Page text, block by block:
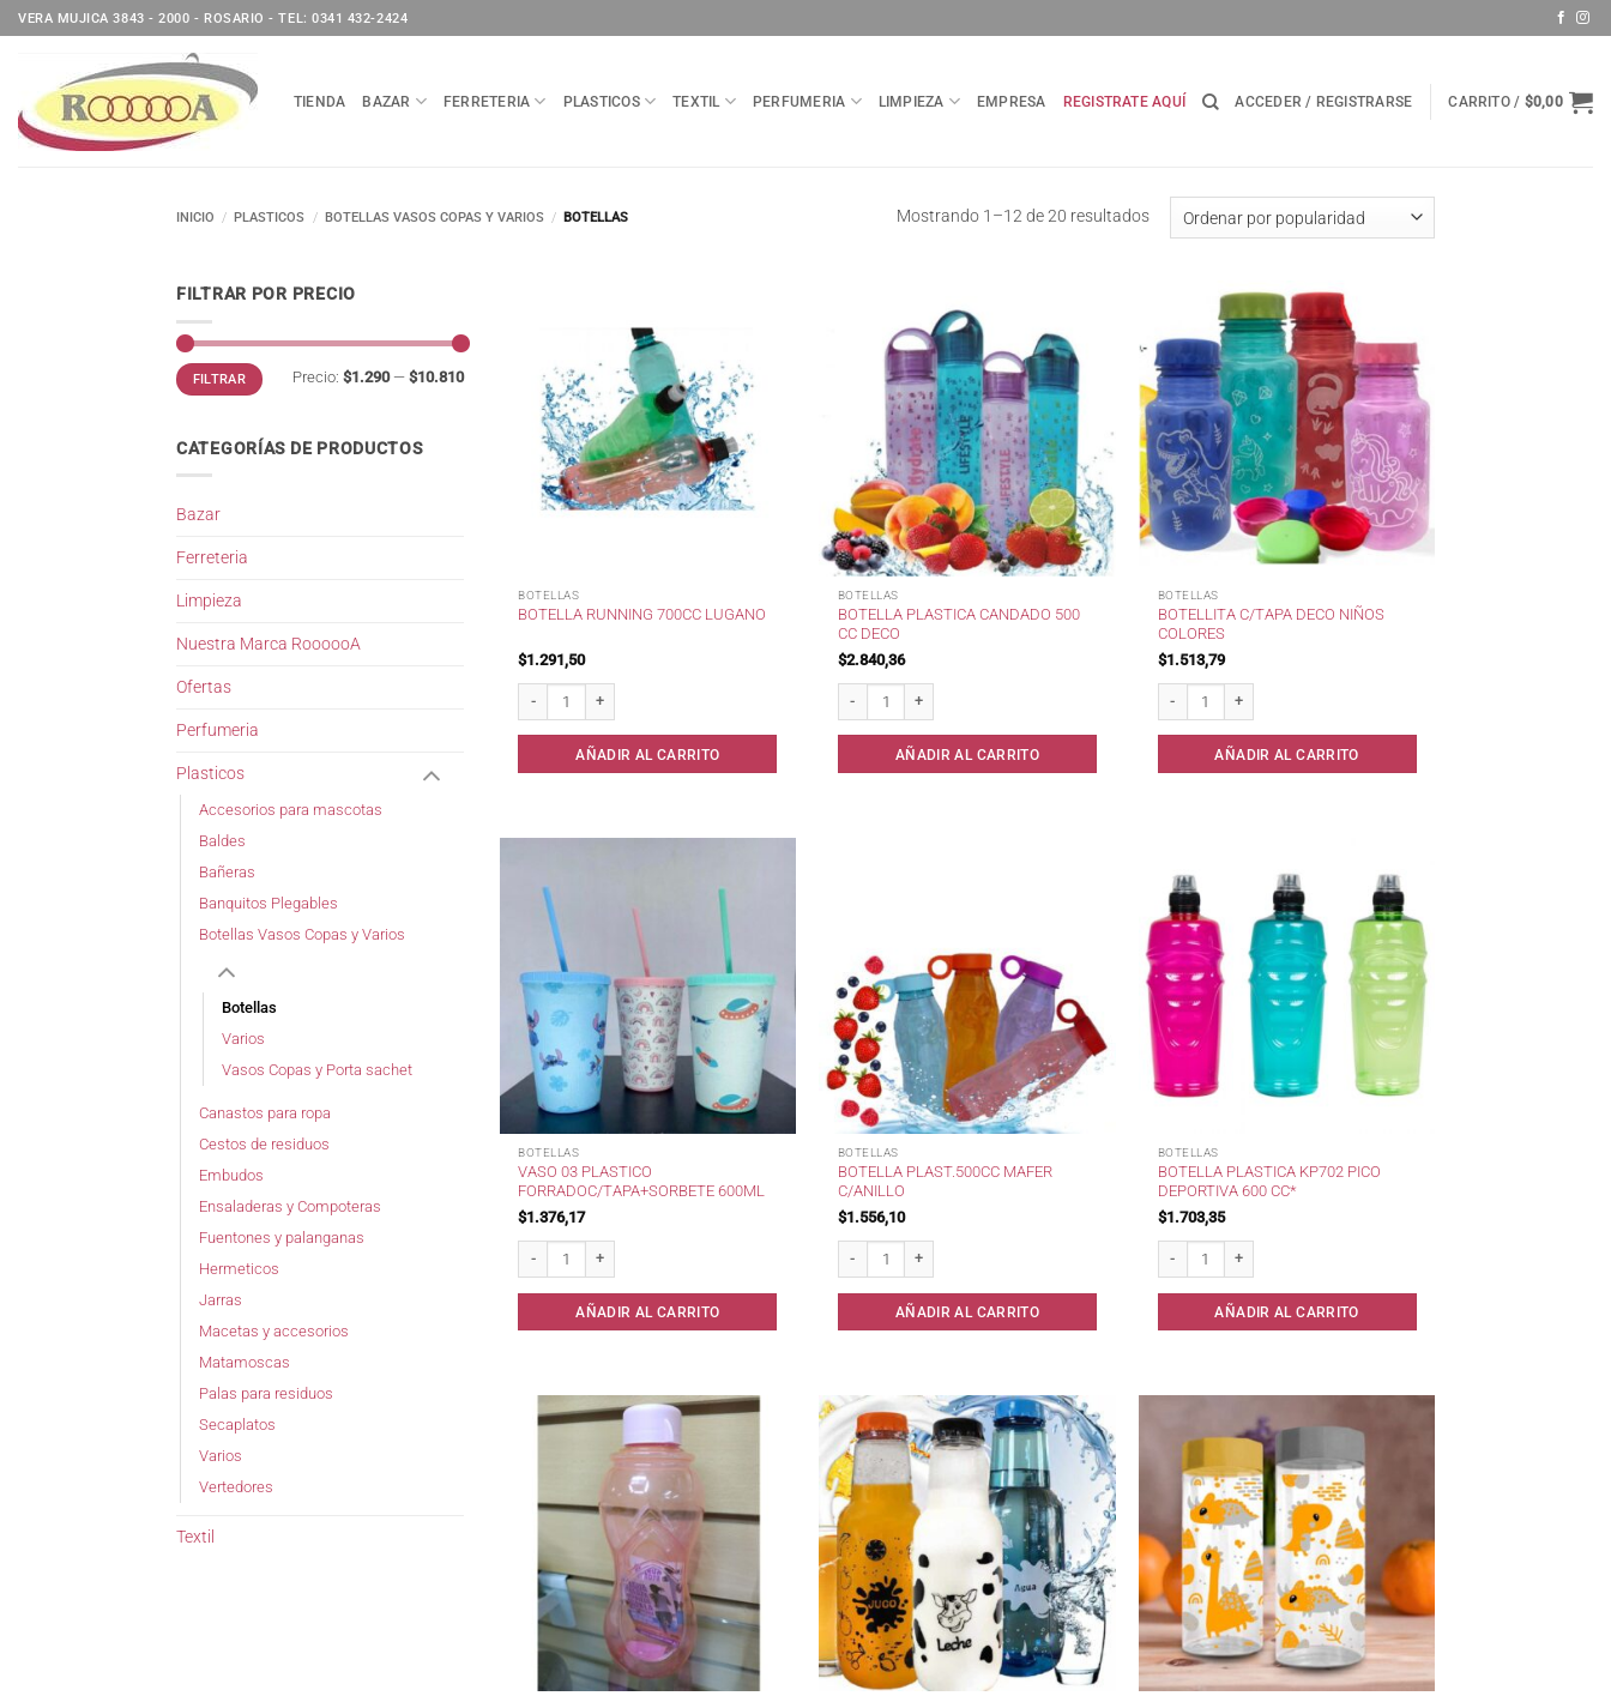
Saltar
al
VERA MUJICA 3843 - 2000 - ROSARIO - TEL: 0341 432-2424
TIENDA BAZAR FERRETERIA PLASTICOS TEXTIL PERFUMERIA LIMPIEZA EMPRESA REGISTRATE AQUÍ ACCEDER / REGISTRARSE CARRITO / $0,00
INICIO / PLASTICOS / BOTELLAS VASOS COPAS Y VARIOS / BOTELLAS Mostrando 1–12 de 20 resultadosOrdenado
por
FILTRAR POR PRECIO
Precio
mínimo
Precio
máximo
FILTRAR Precio: $1.290— $10.810
CATEGORÍAS DE PRODUCTOS
Bazar
Ferreteria
Limpieza
Nuestra Marca RoooooA
Ofertas
Perfumeria
Plasticos
Accesorios para mascotas
Baldes
Bañeras
Banquitos Plegables
Botellas Vasos Copas y Varios
Botellas
Varios
Vasos Copas y Porta sachet
Canastos para ropa
Cestos de residuos
Embudos
Ensaladeras y Compoteras
Fuentones y palanganas
Hermeticos
Jarras
Macetas y accesorios
Matamoscas
Palas para residuos
Secaplatos
Varios
Vertedores
Textil
BOTELLAS
BOTELLA RUNNING 700CC LUGANO
$1.291,50
AÑADIR AL CARRITO
BOTELLAS
BOTELLA PLASTICA CANDADO 500
CC DECO
$2.840,36
AÑADIR AL CARRITO
BOTELLAS
BOTELLITA C/TAPA DECO NIÑOS
COLORES
$1.513,79
AÑADIR AL CARRITO
BOTELLAS
VASO 03 PLASTICO
FORRADOC/TAPA+SORBETE 600ML
$1.376,17
AÑADIR AL CARRITO
BOTELLAS
BOTELLA PLAST.500CC MAFER
C/ANILLO
$1.556,10
AÑADIR AL CARRITO
BOTELLAS
BOTELLA PLASTICA KP702 PICO
DEPORTIVA 600 CC*
$1.703,35
AÑADIR AL CARRITO